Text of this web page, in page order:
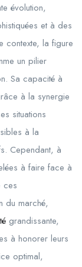
évolution,
et à des
contexte, la figure
un pilier
Sa capacité à
à la synergie
situations
à la
Cependant, à
à faire face à
ces
du marché,
grandissante,
à honorer leurs
optimal,